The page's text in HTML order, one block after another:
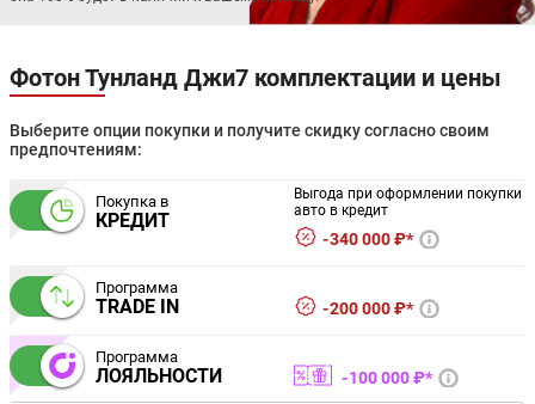
Фотон Тунланд Джи7 комплектации и цены
Выберите опции покупки и получите скидку согласно своим
предпочтениям:
Покупка в
КРЕДИТ
Выгода при оформлении покупки
авто в кредит
340 000 ₽*
Программа
TRADE IN 200 000 ₽*
Программа
ЛОЯЛЬНОСТИ 100 000 ₽*